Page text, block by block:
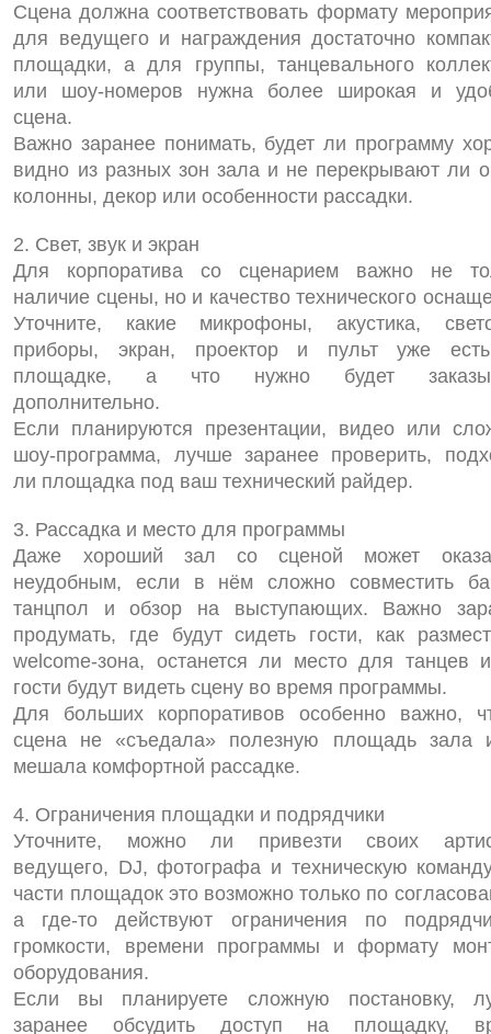
Сцена должна соответствовать формату
для ведущего и награждения достаточно
площадки, а для группы, танцевального
или шоу‑номеров нужна более широкая и
сцена.
Важно заранее понимать, будет ли программу
видно из разных зон зала и не перекрывают ли
колонны, декор или особенности рассадки.
2. Свет, звук и экран
Для корпоратива со сценарием важно не
наличие сцены, но и качество технического
Уточните, какие микрофоны, акустика,
приборы, экран, проектор и пульт уже
площадке, а что нужно будет
дополнительно.
Если планируются презентации, видео или
шоу‑программа, лучше заранее проверить,
ли площадка под ваш технический райдер.
3. Рассадка и место для программы
Даже хороший зал со сценой может
неудобным, если в нём сложно совместить
танцпол и обзор на выступающих. Важно
продумать, где будут сидеть гости, как
welcome‑зона, останется ли место для танцев
гости будут видеть сцену во время программы.
Для больших корпоративов особенно важно,
сцена не «съедала» полезную площадь зала
мешала комфортной рассадке.
4. Ограничения площадки и подрядчики
Уточните, можно ли привезти своих
ведущего, DJ, фотографа и техническую
части площадок это возможно только по
а где‑то действуют ограничения по
громкости, времени программы и формату
оборудования.
Если вы планируете сложную постановку,
заранее обсудить доступ на площадку,